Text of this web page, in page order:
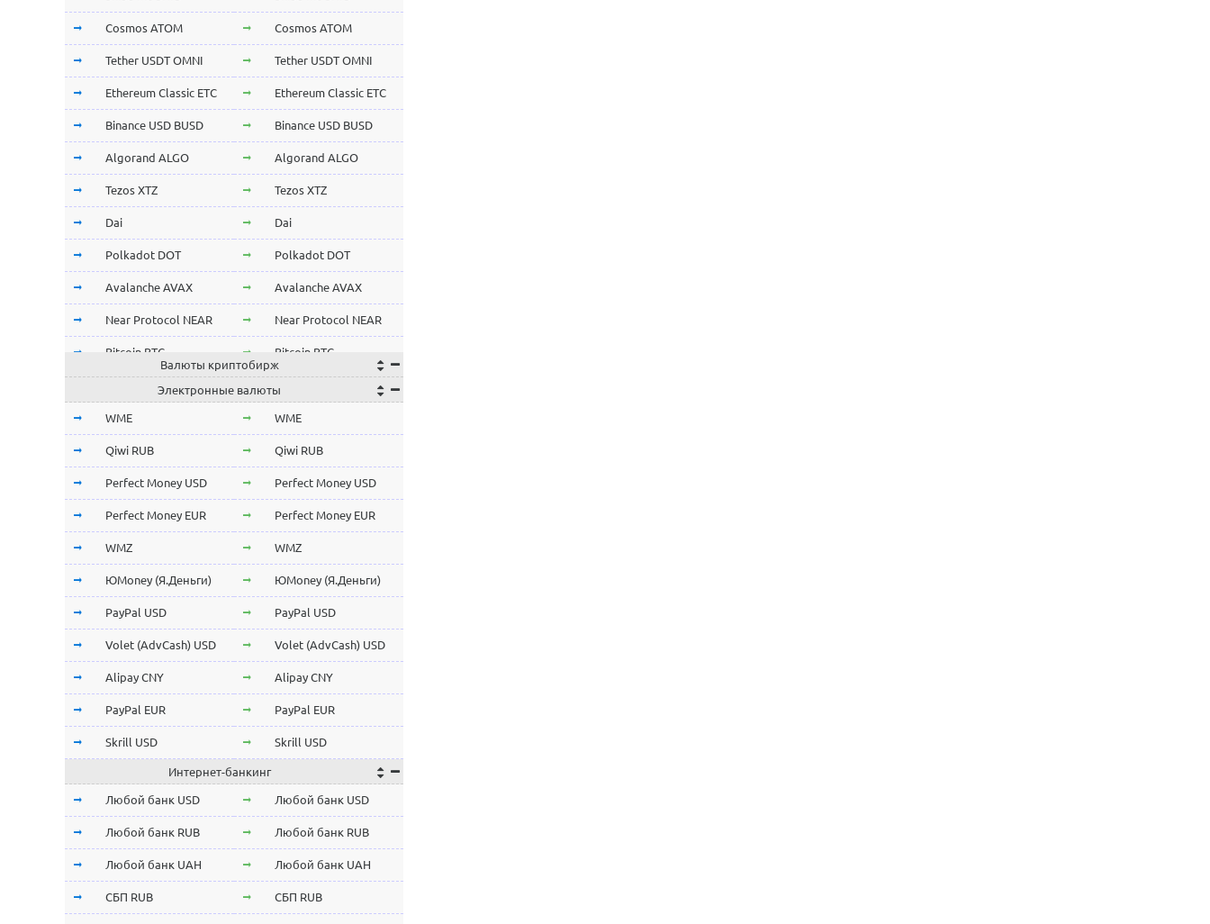
Cosmos ATOM Cosmos ATOM
Tether USDT OMNI Tether USDT OMNI
Ethereum Classic ETC Ethereum Classic ETC
Binance USD BUSD Binance USD BUSD
Algorand ALGO Algorand ALGO
Tezos XTZ Tezos XTZ
Dai Dai
Polkadot DOT Polkadot DOT
Avalanche AVAX Avalanche AVAX
Near Protocol NEAR Near Protocol NEAR
Bitcoin BTC Bitcoin BTC
Terra LUNA
Cardano ADA Cardano ADA
OmiseGo OMG OmiseGo OMG
Verge XVG Verge XVG
BitTorrent BTT BitTorrent BTT
Stellar Lumens XLM Stellar Lumens XLM
EOS EOS
NEO NEO
ChainLink LINK ChainLink LINK
Qtum Qtum
Iota MIOTA Iota MIOTA
Waves Waves
Zcash ZEC Zcash ZEC
Ontology ONT Ontology ONT
0x ZRX 0x ZRX
VeChain VET VeChain VET
Валюты криптобирж
Электронные валюты
WME WME
Qiwi RUB Qiwi RUB
Perfect Money USD Perfect Money USD
Perfect Money EUR Perfect Money EUR
WMZ WMZ
ЮMoney (Я.Деньги) ЮMoney (Я.Деньги)
PayPal USD PayPal USD
Volet (AdvCash) USD Volet (AdvCash) USD
Alipay CNY Alipay CNY
PayPal EUR PayPal EUR
Skrill USD Skrill USD
Volet (AdvCash) RUB Volet (AdvCash) RUB
Volet (AdvCash) EUR Volet (AdvCash) EUR
Volet (AdvCash) KZT Volet (AdvCash) KZT
ePayments USD ePayments USD
Интернет-банкинг
Любой банк USD Любой банк USD
Любой банк RUB Любой банк RUB
Любой банк UAH Любой банк UAH
СБП RUB СБП RUB